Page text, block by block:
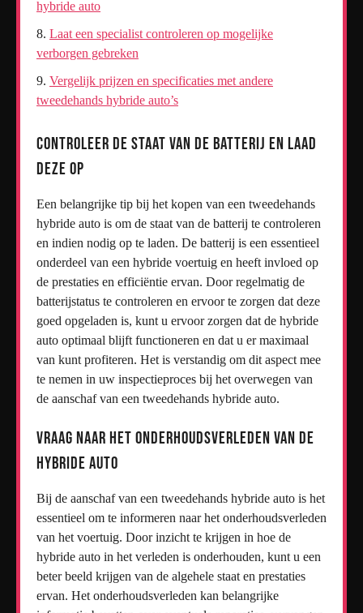
hybride auto
Laat een specialist controleren op mogelijke
verborgen gebreken
Vergelijk prijzen en specificaties met andere
tweedehands hybride auto’s
Controleer de staat van de batterij en laad
deze op
Een belangrijke tip bij het kopen van een tweedehands
hybride auto is om de staat van de batterij te controleren
en indien nodig op te laden. De batterij is een essentieel
onderdeel van een hybride voertuig en heeft invloed op
de prestaties en efficiëntie ervan. Door regelmatig de
batterijstatus te controleren en ervoor te zorgen dat deze
goed opgeladen is, kunt u ervoor zorgen dat de hybride
auto optimaal blijft functioneren en dat u er maximaal
van kunt profiteren. Het is verstandig om dit aspect mee
te nemen in uw inspectieproces bij het overwegen van
de aanschaf van een tweedehands hybride auto.
Vraag naar het onderhoudsverleden van de
hybride auto
Bij de aanschaf van een tweedehands hybride auto is het
essentieel om te informeren naar het onderhoudsverleden
van het voertuig. Door inzicht te krijgen in hoe de
hybride auto in het verleden is onderhouden, kunt u een
beter beeld krijgen van de algehele staat en prestaties
ervan. Het onderhoudsverleden kan belangrijke